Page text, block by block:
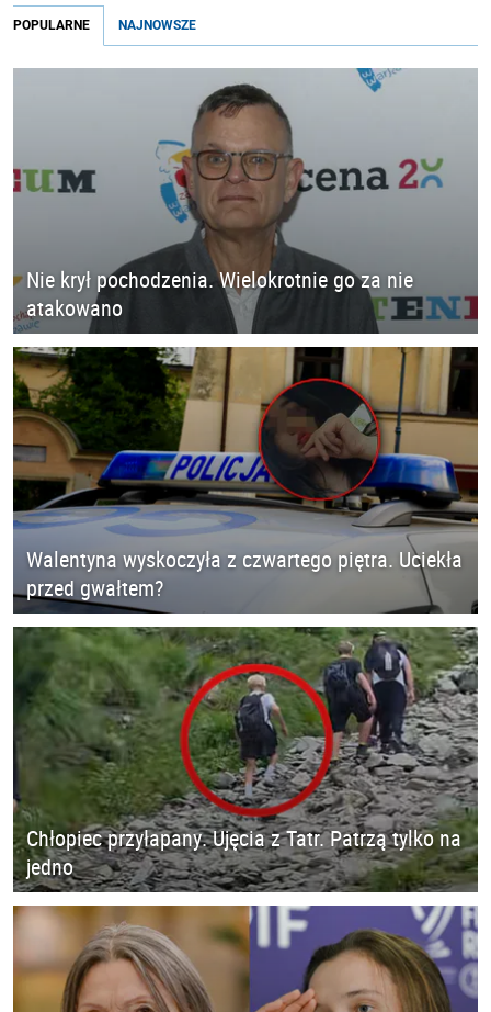
POPULARNE NAJNOWSZE
Nie krył pochodzenia. Wielokrotnie go za nie
atakowano
Walentyna wyskoczyła z czwartego piętra. Uciekła
przed gwałtem?
Chłopiec przyłapany. Ujęcia z Tatr. Patrzą tylko na
jedno